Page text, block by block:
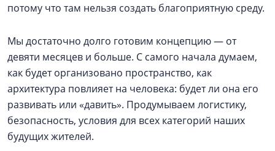
потому что там нельзя создать благоприятную среду.
Мы достаточно долго готовим концепцию — от
девяти месяцев и больше. С самого начала думаем,
как будет организовано пространство, как
архитектура повлияет на человека: будет ли она его
развивать или «давить». Продумываем логистику,
безопасность, условия для всех категорий наших
будущих жителей.